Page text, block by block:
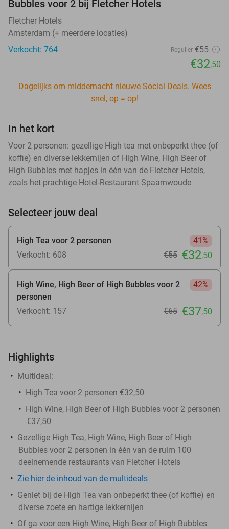
Bubbles voor 2 bij Fletcher Hotels
Fletcher Hotels
Amsterdam (+ meerdere locaties)
Verkocht: 764
Regulier €55
€32,50
Dagelijks om middernacht nieuwe Social Deals. Wees
snel, op = op!
In het kort
Voor 2 personen: gezellige High tea met onbeperkt thee (of
koffie) en diverse lekkernijen of High Wine, High Beer of
High Bubbles met hapjes in één van de Fletcher Hotels,
zoals het prachtige Hotel-Restaurant Spaarnwoude
Selecteer jouw deal
High Tea voor 2 personen
41%
Verkocht: 608
€55 €32,50
High Wine, High Beer of High Bubbles voor 2
personen
42%
Verkocht: 157 €65 €37,50
Highlights
Multideal:
High Tea voor 2 personen €32,50
High Wine, High Beer of High Bubbles voor 2 personen
€37,50
Gezellige High Tea, High Wine, High Beer of High
Bubbles voor 2 personen in één van de ruim 100
deelnemende restaurants van Fletcher Hotels
Zie hier de inhoud van de multideals
Geniet bij de High Tea van onbeperkt thee (of koffie) en
diverse zoete en hartige lekkernijen
Of ga voor een High Wine, High Beer of High Bubbles